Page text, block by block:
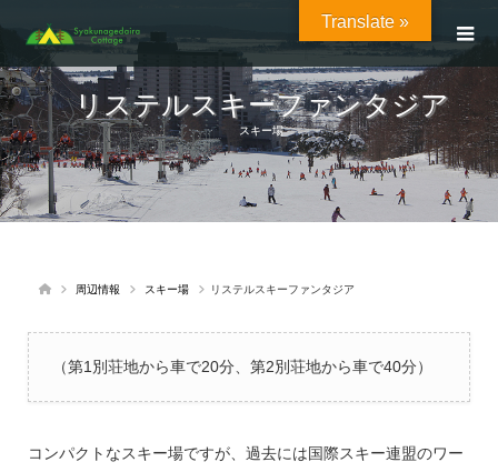
リステルスキーファンタジア
スキー場
周辺情報 スキー場 リステルスキーファンタジア
（第1別荘地から車で20分、第2別荘地から車で40分）
コンパクトなスキー場ですが、過去には国際スキー連盟のワー
Translate »